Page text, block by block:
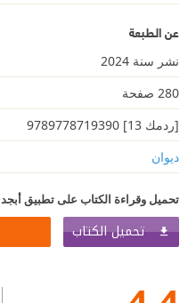
عن الطبعة
نشر سنة 2024
280 صفحة
[ردمك 13] 9789778719390
ديوان
تحميل وقراءة الكتاب على تطبيق أبجد
تحميل الكتاب